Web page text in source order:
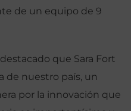
de un equipo de 9
que Sara Fort
de nuestro país, un
por la innovación que